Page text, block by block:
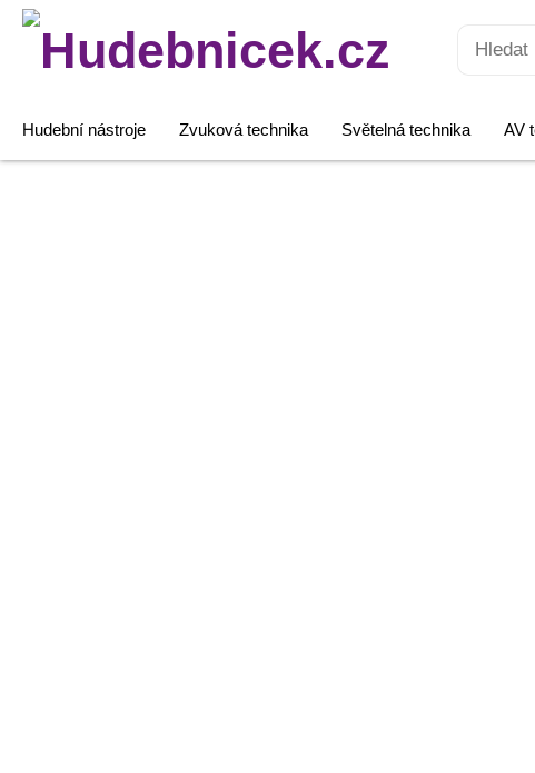
Hledat:
Hudební nástroje Zvuková technika Světelná technika AV